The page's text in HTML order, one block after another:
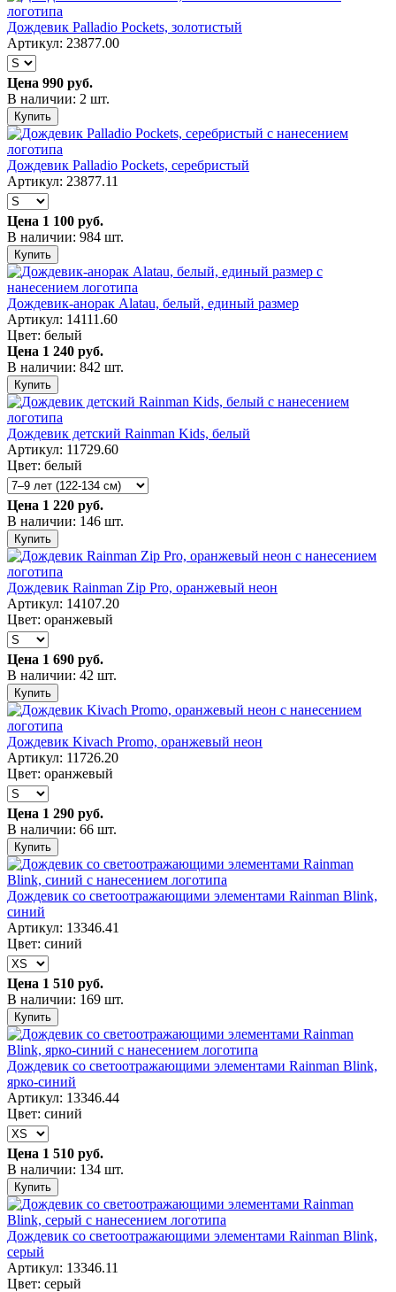
Дождевик Palladio Pockets, золотистый
Артикул: 23877.00
Цена 990 руб.
В наличии: 2 шт.
Купить
Дождевик Palladio Pockets, серебристый
Артикул: 23877.11
Цена 1 100 руб.
В наличии: 984 шт.
Купить
Дождевик-анорак Alatau, белый, единый размер
Артикул: 14111.60
Цвет: белый
Цена 1 240 руб.
В наличии: 842 шт.
Купить
Дождевик детский Rainman Kids, белый
Артикул: 11729.60
Цвет: белый
Цена 1 220 руб.
В наличии: 146 шт.
Купить
Дождевик Rainman Zip Pro, оранжевый неон
Артикул: 14107.20
Цвет: оранжевый
Цена 1 690 руб.
В наличии: 42 шт.
Купить
Дождевик Kivach Promo, оранжевый неон
Артикул: 11726.20
Цвет: оранжевый
Цена 1 290 руб.
В наличии: 66 шт.
Купить
Дождевик со светоотражающими элементами Rainman Blink,
синий
Артикул: 13346.41
Цвет: синий
Цена 1 510 руб.
В наличии: 169 шт.
Купить
Дождевик со светоотражающими элементами Rainman Blink,
ярко-синий
Артикул: 13346.44
Цвет: синий
Цена 1 510 руб.
В наличии: 134 шт.
Купить
Дождевик со светоотражающими элементами Rainman Blink,
серый
Артикул: 13346.11
Цвет: серый